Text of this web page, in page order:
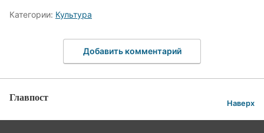
Категории: Культура
Добавить комментарий
Главпост Наверх